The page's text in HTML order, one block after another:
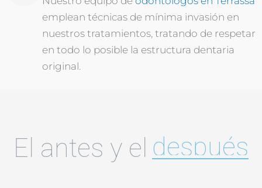
emplean técnicas de mínima invasión en
nuestros tratamientos, tratando de respetar
en todo lo posible la estructura dentaria
original.
El antes y el después